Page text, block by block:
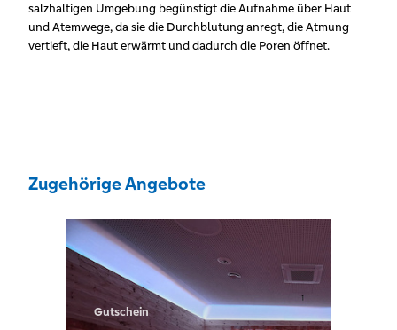
salzhaltigen Umgebung begünstigt die Aufnahme über Haut
und Atemwege, da sie die Durchblutung anregt, die Atmung
vertieft, die Haut erwärmt und dadurch die Poren öffnet.
Zugehörige Angebote
Gutschein